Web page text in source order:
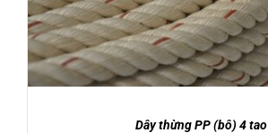
Dây thừng PP (bô) 4 tao